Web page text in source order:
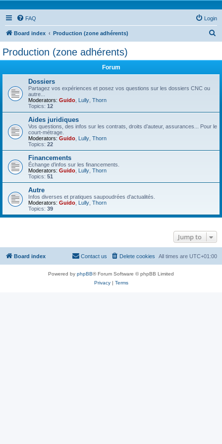
FAQ Login
Board index Production (zone adhérents)
Production (zone adhérents)
Forum
Dossiers
Partagez vos expériences et posez vos questions sur les dossiers CNC ou
autre...
Moderators: Guido Lully Thorn
Topics: 12
Aides juridiques
Vos questions, des infos sur les contrats, droits d’auteur, assurances... Pour le
court-métrage.
Moderators: Guido Lully Thorn
Topics: 22
Financements
Échange d’infos sur les financements.
Moderators: Guido Lully Thorn
Topics: 51
Autre
Infos diverses et pratiques saupoudrées d'actualités.
Moderators: Guido Lully Thorn
Topics: 39
Jump to
Board index All times are UTC+01:00
Delete cookies
Contact us
Powered by phpBB® Forum Software © phpBB Limited
Privacy| Terms